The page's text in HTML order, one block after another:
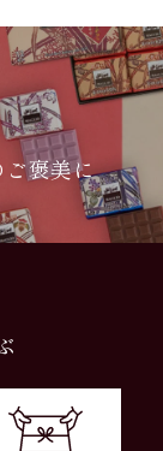
褒美に